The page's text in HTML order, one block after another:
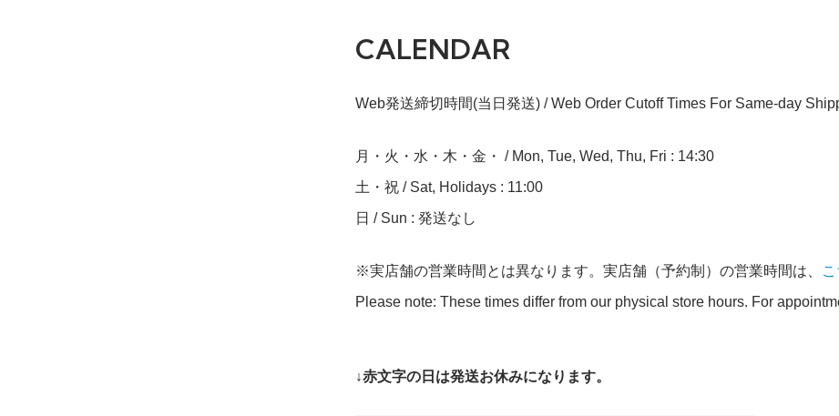
CALENDAR
Web発送締切時間(当日発送) / Web Order Cutoff Times For Same-day
月・火・水・木・金・ / Mon, Tue, Wed, Thu, Fri : 14:30
土・祝 / Sat, Holidays : 11:00
日 / Sun : 発送なし
※実店舗の営業時間とは異なります。実店舗（予約制）の営業時間は、
Please note: These times differ from our physical store hours. For
↓赤文字の日は発送お休みになります。